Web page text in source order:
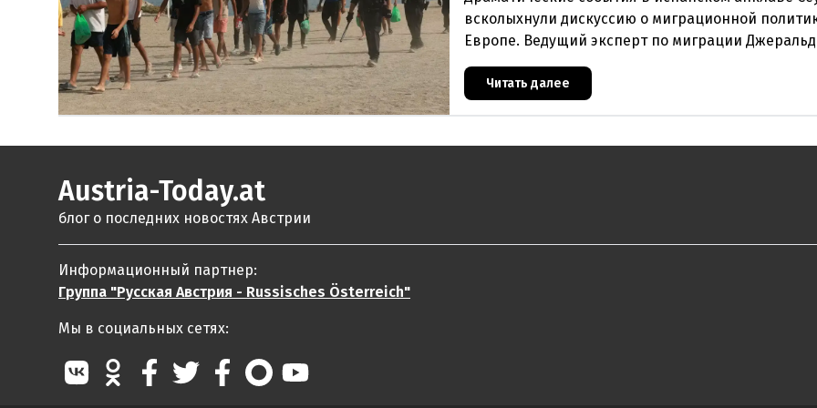
всколыхнули дискуссию о миграционной
Европе. Ведущий эксперт по миграции
один из архитекторов соглашения ЕС-Турция 2016
Читать далее
Austria-Today.at
блог о последних новостях Австрии
Информационный партнер:
Группа "Русская Австрия - Russisches Österreich"
Мы в социальных сетях: